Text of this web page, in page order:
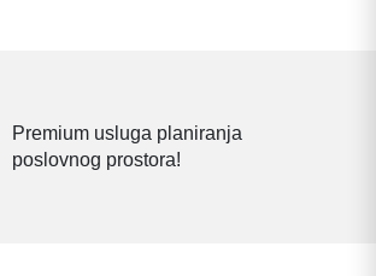
Premium usluga planiranja
poslovnog prostora!